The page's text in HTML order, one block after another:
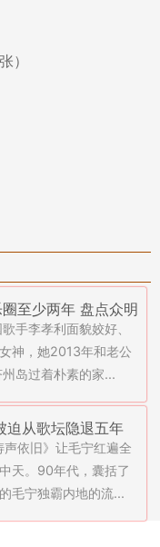
）
至少两年 盘点众明
手李孝利面貌姣好、
神，她2013年和老公
岛过着朴素的家...
迫从歌坛隐退五年
依旧》让毛宁红遍全
天。90年代，囊括了
毛宁独霸内地的流...